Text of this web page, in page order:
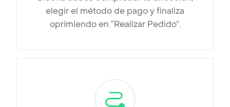
elegir el método de pago y finaliza
oprimiendo en “Realizar Pedido”.